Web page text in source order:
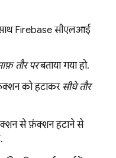
Firebaseसीएलआई
तौर परबताया गया हो.
को हटाकर सीधे तौर
से फ़ंक्शन हटाने से